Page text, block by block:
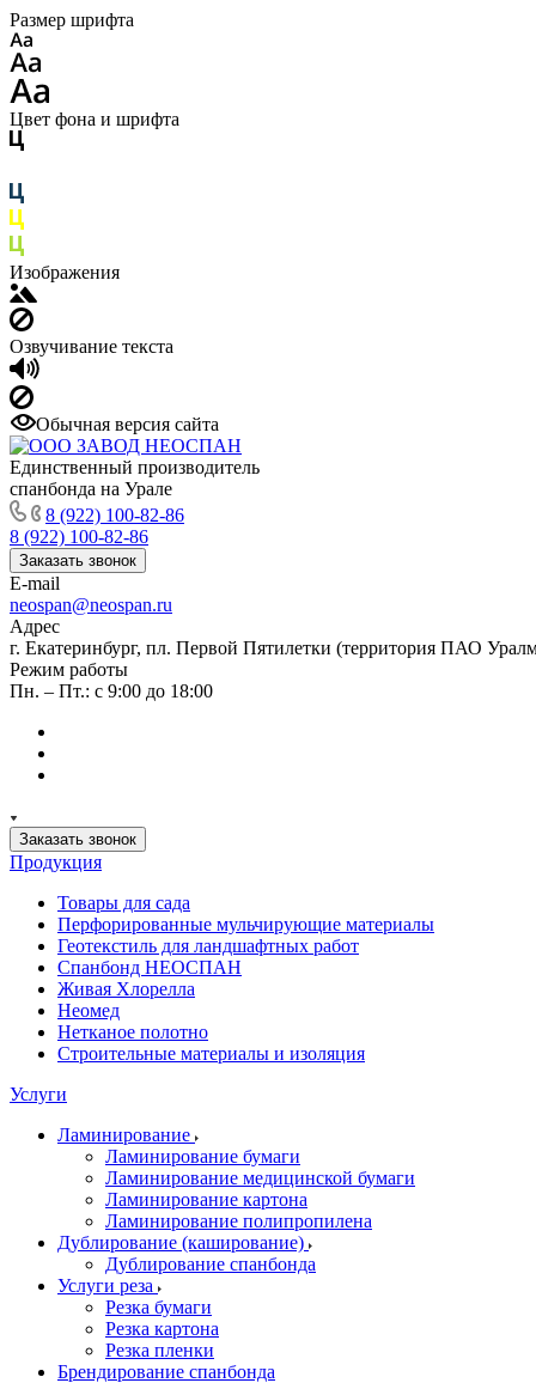
Размер шрифта
Цвет фона и шрифта
Изображения
Озвучивание текста
Обычная версия сайта
Единственный производитель
спанбонда на Урале
8 (922) 100-82-86
8 (922) 100-82-86
Заказать звонок
E-mail
neospan@neospan.ru
Адрес
г. Екатеринбург, пл. Первой Пятилетки (территория ПАО
Режим работы
Пн. – Пт.: с 9:00 до 18:00
Заказать звонок
Продукция
Товары для сада
Перфорированные мульчирующие материалы
Геотекстиль для ландшафтных работ
Спанбонд НЕОСПАН
Живая Хлорелла
Нeомед
Нетканое полотно
Строительные материалы и изоляция
Услуги
Ламинирование
Ламинирование бумаги
Ламинирование медицинской бумаги
Ламинирование картона
Ламинирование полипропилена
Дублирование (каширование)
Дублирование спанбонда
Услуги реза
Резка бумаги
Резка картона
Резка пленки
Брендирование спанбонда